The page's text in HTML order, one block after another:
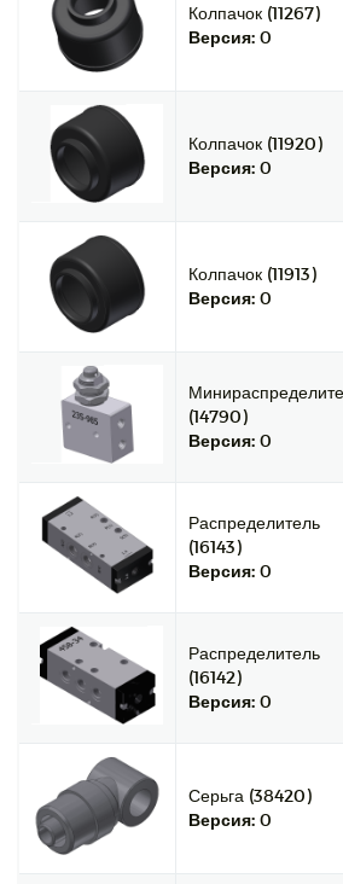
Колпачок (11267)
Версия: 0
Колпачок (11920)
Версия: 0
Колпачок (11913)
Версия: 0
(14790)
Версия: 0
Распределитель
(16143)
Версия: 0
Распределитель
(16142)
Версия: 0
Серьга (38420)
Версия: 0